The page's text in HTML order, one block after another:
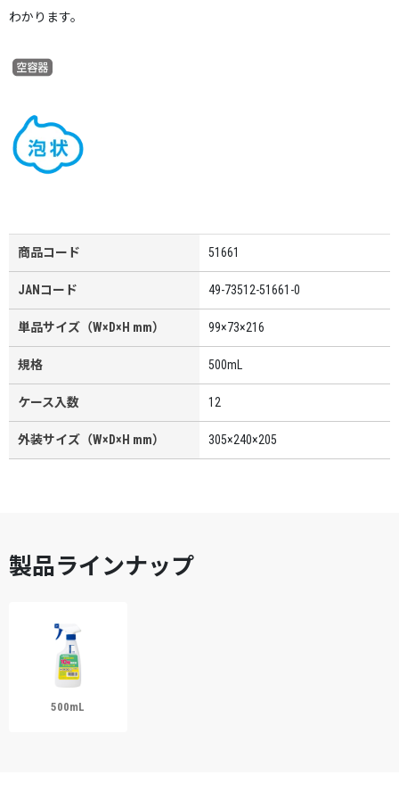
わかります。
商品コード 51661
JANコード 49-73512-51661-0
単品サイズ（W×D×H mm） 99×73×216
規格 500mL
ケース入数 12
外装サイズ（W×D×H mm） 305×240×205
製品ラインナップ
500mL